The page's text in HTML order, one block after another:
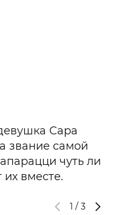
Сара
звание самой
чуть ли
вместе.
1 / 3